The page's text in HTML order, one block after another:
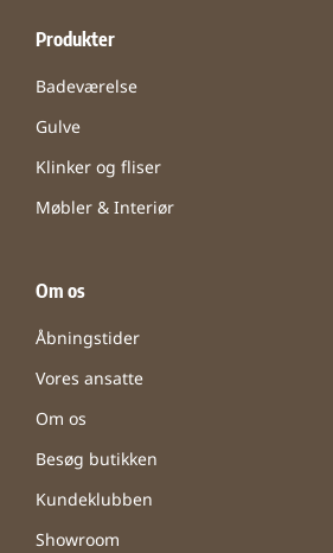
Produkter
Badeværelse
Gulve
Klinker og fliser
Møbler & Interiør
Om os
Åbningstider
Vores ansatte
Om os
Besøg butikken
Kundeklubben
Showroom